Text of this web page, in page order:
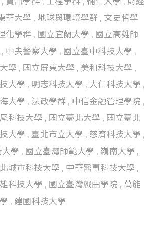
華大學 , 地球與環境學群 , 文史哲學
化學群 , 國立宜蘭大學 , 國立高雄師
, 中央警察大學 , 國立臺中科技大學 ,
學 , 國立屏東大學 , 美和科技大學 ,
大學 , 明志科技大學 , 大仁科技大學 ,
大學 , 法政學群 , 中信金融管理學院 ,
科技大學 , 國立臺北大學 , 國立臺北
大學 , 臺北市立大學 , 慈濟科技大學 ,
學 , 國立臺灣師範大學 , 嶺南大學 ,
城市科技大學 , 中華醫事科技大學 ,
科技大學 , 國立臺灣戲曲學院 , 萬能
, 建國科技大學